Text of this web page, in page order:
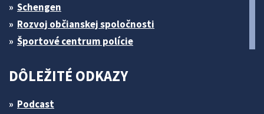
Schengen
Rozvoj občianskej spoločnosti
Športové centrum polície
DÔLEŽITÉ ODKAZY
Podcast